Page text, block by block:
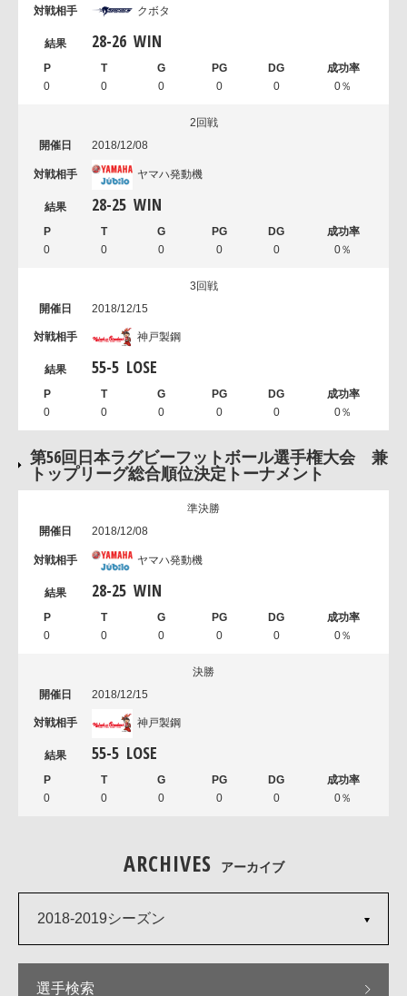
クボタ
28-26 WIN
0 0 0 0 0 0％
2回戦
2018/12/08
ヤマハ発動機
28-25 WIN
0 0 0 0 0 0％
3回戦
2018/12/15
神戸製鋼
55-5 LOSE
0 0 0 0 0 0％
第56回日本ラグビーフットボール選手権大会 兼
トップリーグ総合順位決定トーナメント
準決勝
2018/12/08
ヤマハ発動機
28-25 WIN
0 0 0 0 0 0％
決勝
2018/12/15
神戸製鋼
55-5 LOSE
0 0 0 0 0 0％
ARCHIVES アーカイブ
2018-2019シーズン
選手検索